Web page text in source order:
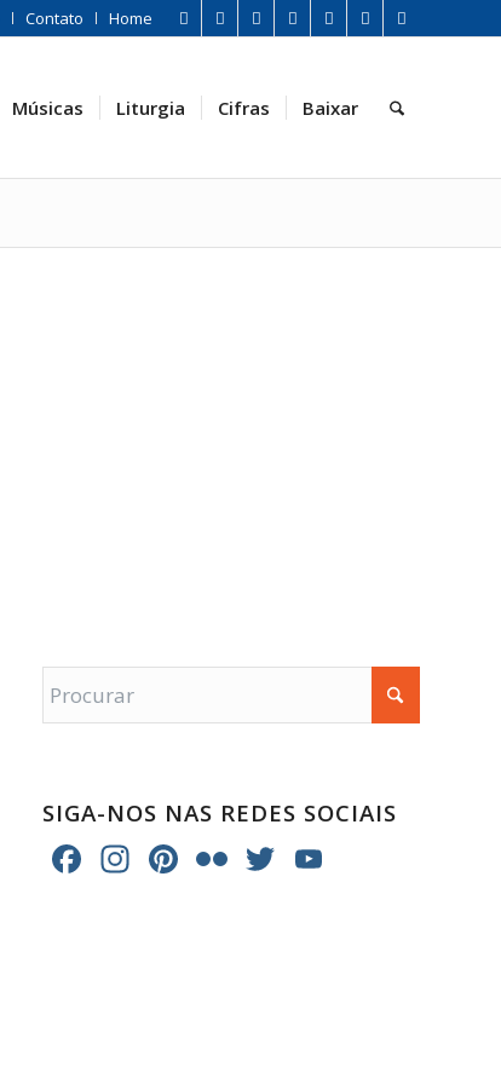
Contato Home
Músicas Liturgia Cifras Baixar
SIGA-NOS NAS REDES SOCIAIS
Facebook
Instagram
Pinterest
FlickrTwitter